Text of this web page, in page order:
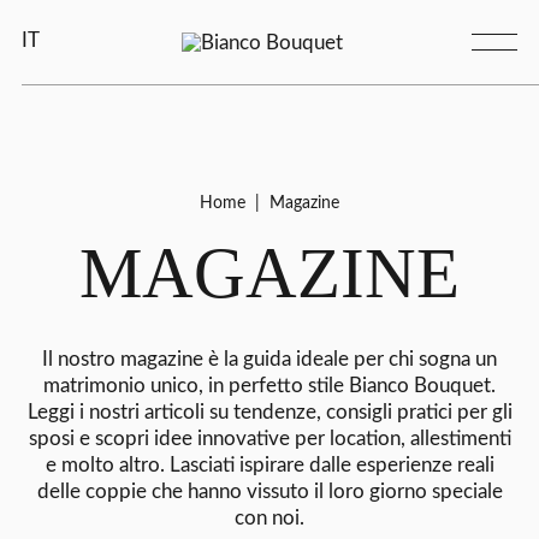
IT
Home Magazine
MAGAZINE
Il nostro magazine è la guida ideale per chi sogna un
matrimonio unico, in perfetto stile Bianco Bouquet.
Leggi i nostri articoli su tendenze, consigli pratici per gli
sposi e scopri idee innovative per location, allestimenti
e molto altro. Lasciati ispirare dalle esperienze reali
delle coppie che hanno vissuto il loro giorno speciale
con noi.